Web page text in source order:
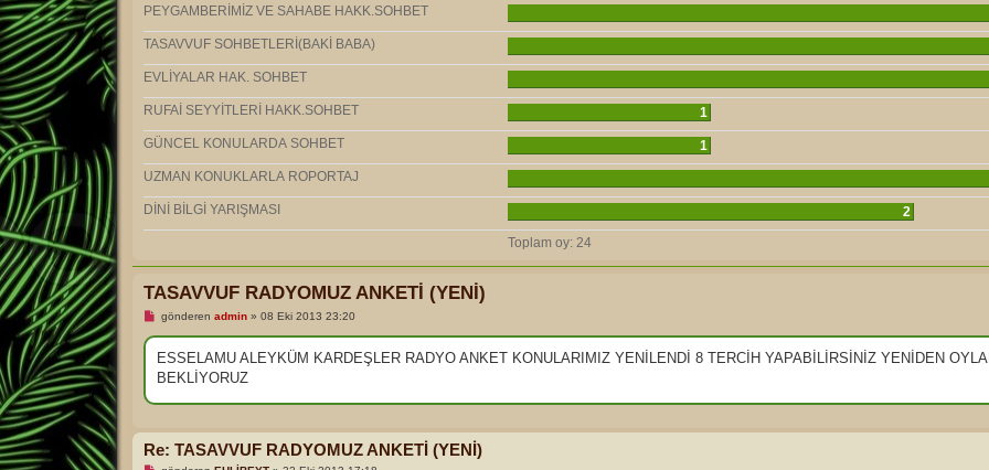
PEYGAMBERİMİZ VE SAHABE HAKK.SOHBET
TASAVVUF SOHBETLERİ(BAKİ BABA)
EVLİYALAR HAK. SOHBET
RUFAİ SEYYİTLERİ HAKK.SOHBET 1
GÜNCEL KONULARDA SOHBET 1
UZMAN KONUKLARLA ROPORTAJ
DİNİ BİLGİ YARIŞMASI 2
Toplam oy: 24
TASAVVUF RADYOMUZ ANKETİ (YENİ)
O
u
n
a
ı
m
e
gönderen admin» 08 Eki 2013 23:20
ESSELAMU ALEYKÜM KARDEŞLER RADYO ANKET KONULARIMIZ YENİLENDİ 8 TERCİH YAPABİLİRSİNİZ YENİDEN
BEKLİYORUZ
Re: TASAVVUF RADYOMUZ ANKETİ (YENİ)